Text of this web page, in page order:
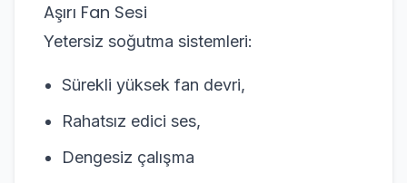
Aşırı Fan Sesi
Yetersiz soğutma sistemleri:
Sürekli yüksek fan devri,
Rahatsız edici ses,
Dengesiz çalışma